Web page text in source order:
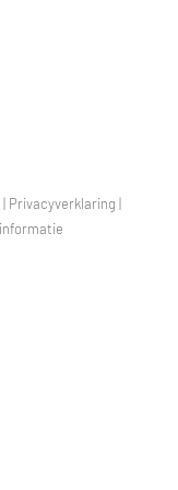
Privacyverklaring |